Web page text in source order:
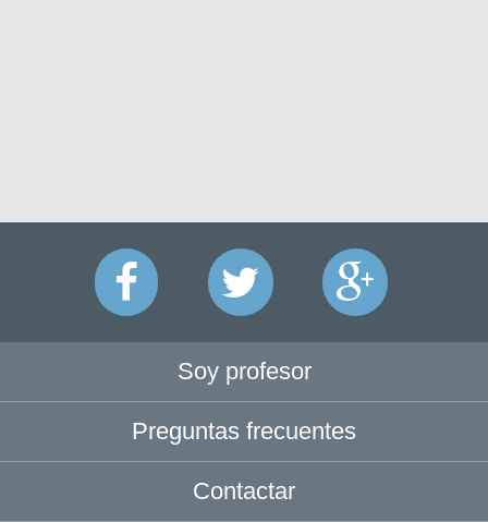
Soy profesor
Preguntas frecuentes
Contactar